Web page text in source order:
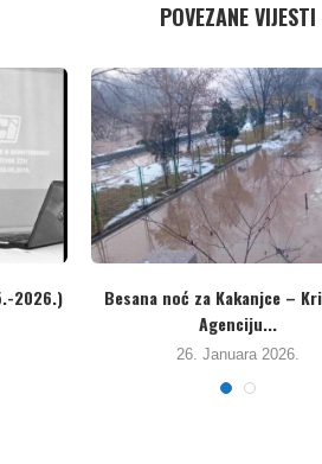
POVEZANE VIJESTI
Kritike za
BH novinari – Sramotna
institucija o...
20. Januara 2026.